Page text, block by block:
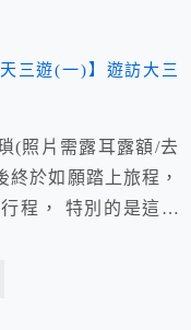
(照片需露耳露額/去
於如願踏上旅程，
程， 特別的是這回
國&淇澳島四天三